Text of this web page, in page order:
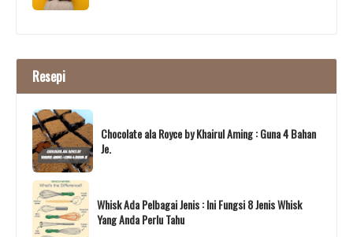
Resepi
Chocolate ala Royce by Khairul Aming : Guna 4 Bahan
Je.
Whisk Ada Pelbagai Jenis : Ini Fungsi 8 Jenis Whisk
Yang Anda Perlu Tahu